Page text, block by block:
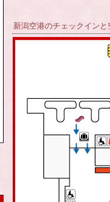
新潟空港のチェックインと